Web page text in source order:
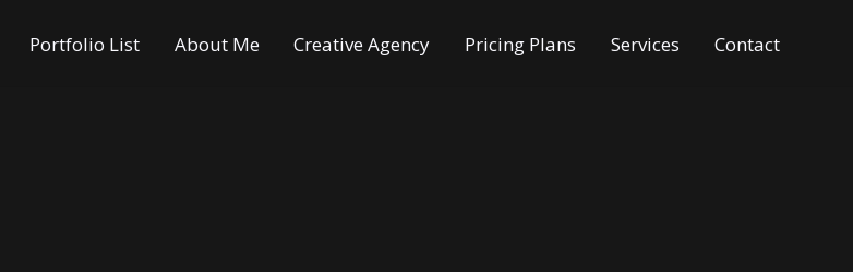
Portfolio List About Me Creative Agency Pricing Plans Services Contact